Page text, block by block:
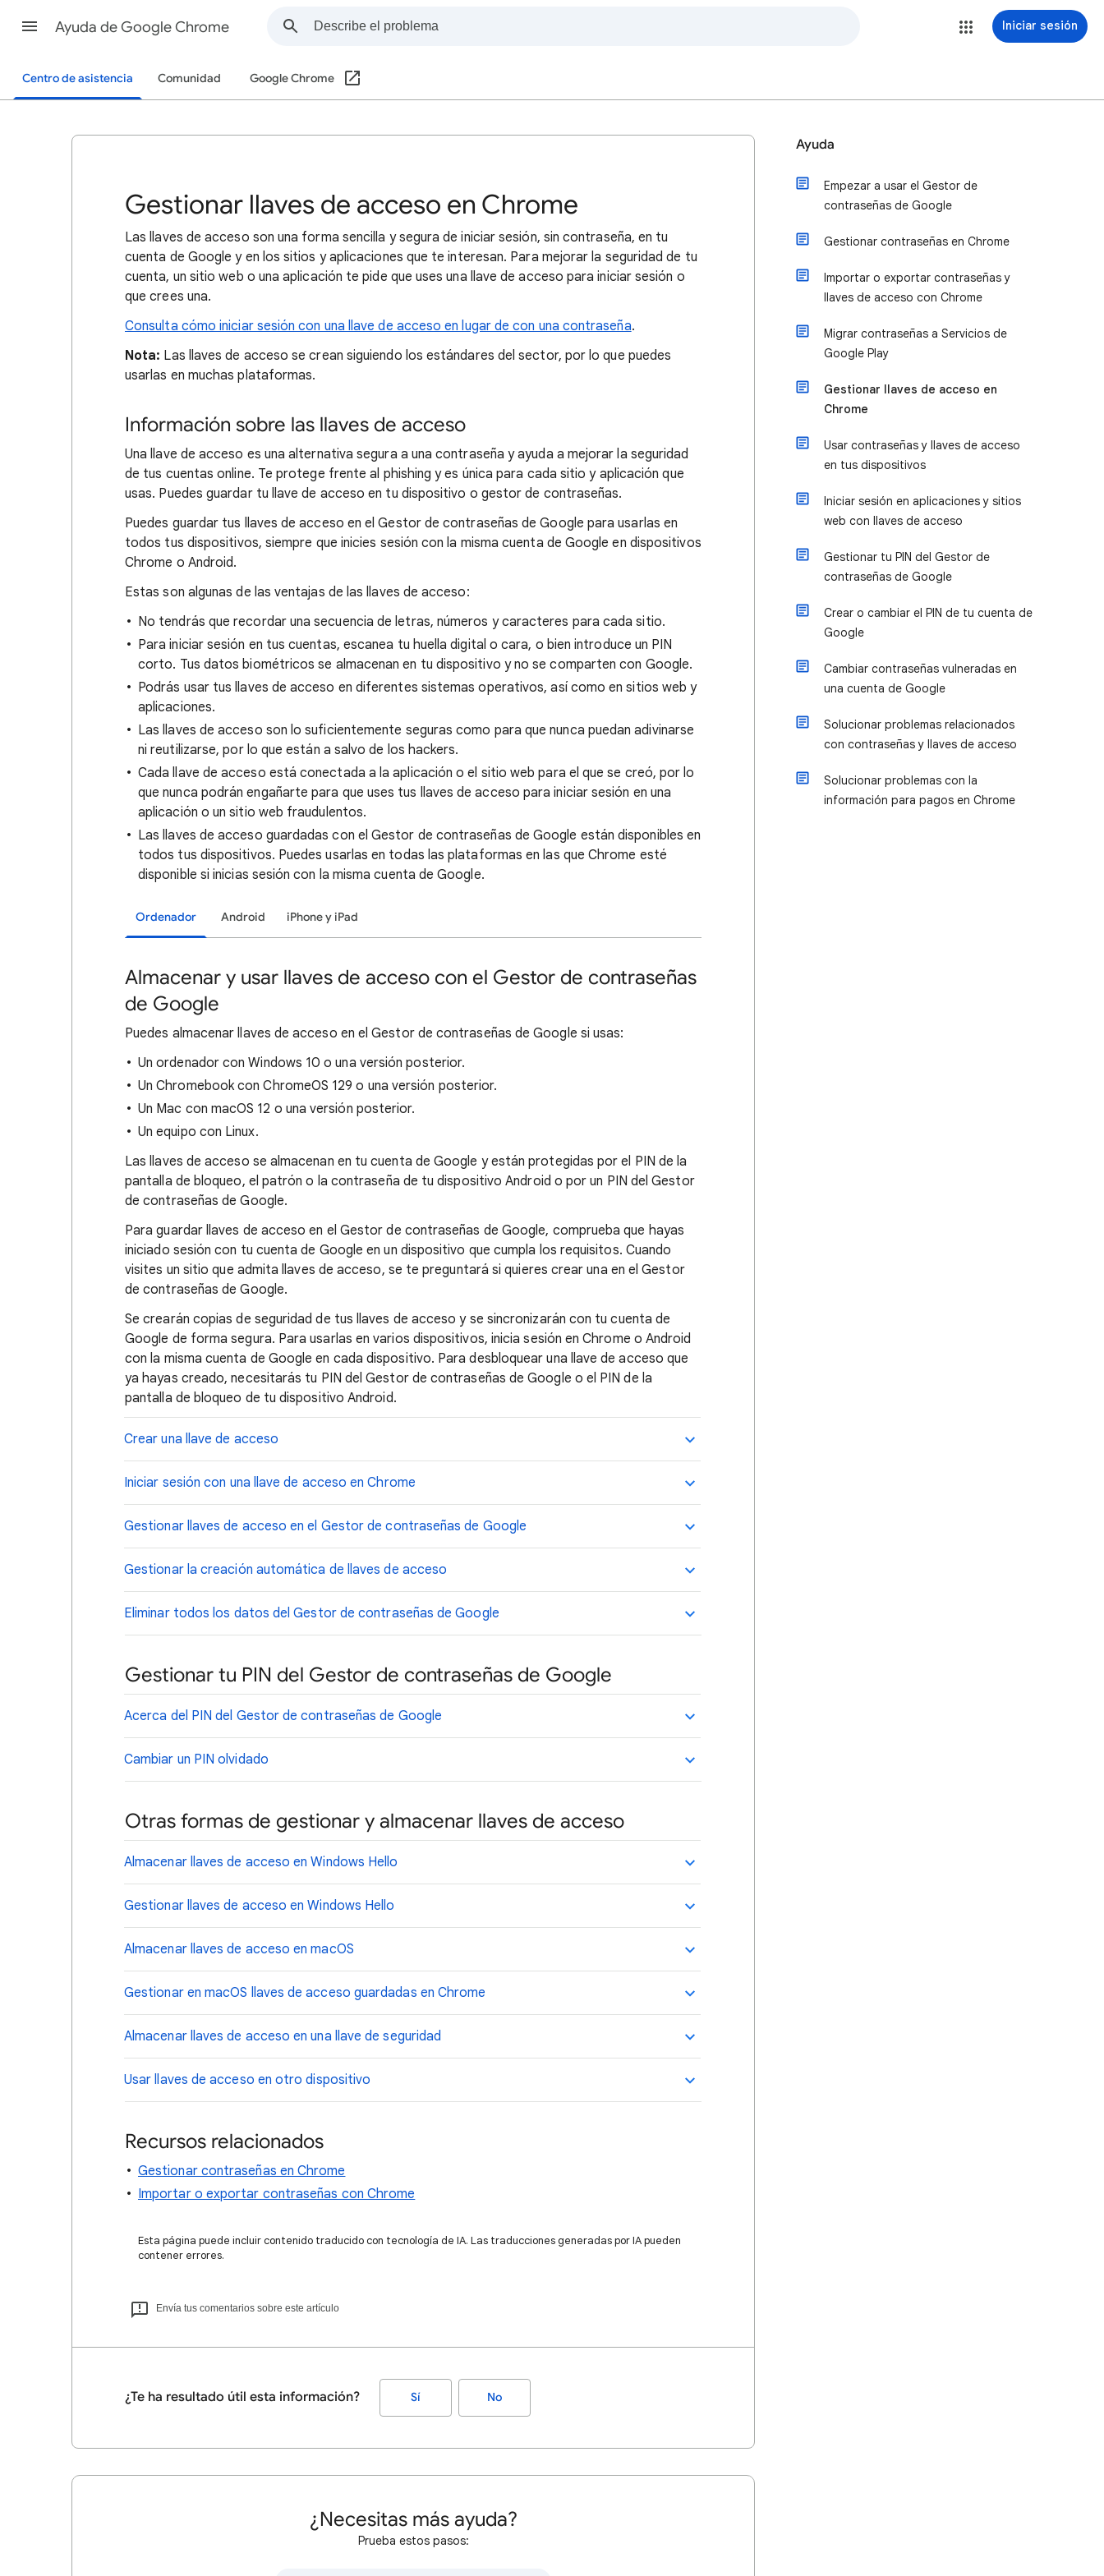
Ayuda de Google Chrome Iniciar sesión
Centro de asistencia Comunidad Google Chrome
Gestionar llaves de acceso en Chrome
Las llaves de acceso son una forma sencilla y segura de iniciar sesión, sin contraseña, en tu
cuenta de Google y en los sitios y aplicaciones que te interesan. Para mejorar la seguridad de tu
cuenta, un sitio web o una aplicación te pide que uses una llave de acceso para iniciar sesión o
que crees una.
Consulta cómo iniciar sesión con una llave de acceso en lugar de con una contraseña.
Nota: Las llaves de acceso se crean siguiendo los estándares del sector, por lo que puedes
usarlas en muchas plataformas.
Información sobre las llaves de acceso
Una llave de acceso es una alternativa segura a una contraseña y ayuda a mejorar la seguridad
de tus cuentas online. Te protege frente al phishing y es única para cada sitio y aplicación que
usas. Puedes guardar tu llave de acceso en tu dispositivo o gestor de contraseñas.
Puedes guardar tus llaves de acceso en el Gestor de contraseñas de Google para usarlas en
todos tus dispositivos, siempre que inicies sesión con la misma cuenta de Google en dispositivos
Chrome o Android.
Estas son algunas de las ventajas de las llaves de acceso:
No tendrás que recordar una secuencia de letras, números y caracteres para cada sitio.
Para iniciar sesión en tus cuentas, escanea tu huella digital o cara, o bien introduce un PIN
corto. Tus datos biométricos se almacenan en tu dispositivo y no se comparten con Google.
Podrás usar tus llaves de acceso en diferentes sistemas operativos, así como en sitios web y
aplicaciones.
Las llaves de acceso son lo suficientemente seguras como para que nunca puedan adivinarse
ni reutilizarse, por lo que están a salvo de los hackers.
Cada llave de acceso está conectada a la aplicación o el sitio web para el que se creó, por lo
que nunca podrán engañarte para que uses tus llaves de acceso para iniciar sesión en una
aplicación o un sitio web fraudulentos.
Las llaves de acceso guardadas con el Gestor de contraseñas de Google están disponibles en
todos tus dispositivos. Puedes usarlas en todas las plataformas en las que Chrome esté
disponible si inicias sesión con la misma cuenta de Google.
Ordenador Android iPhone y iPad
Almacenar y usar llaves de acceso con el Gestor de contraseñas
de Google
Puedes almacenar llaves de acceso en el Gestor de contraseñas de Google si usas:
Un ordenador con Windows 10 o una versión posterior.
Un Chromebook con ChromeOS 129 o una versión posterior.
Un Mac con macOS 12 o una versión posterior.
Un equipo con Linux.
Las llaves de acceso se almacenan en tu cuenta de Google y están protegidas por el PIN de la
pantalla de bloqueo, el patrón o la contraseña de tu dispositivo Android o por un PIN del Gestor
de contraseñas de Google.
Para guardar llaves de acceso en el Gestor de contraseñas de Google, comprueba que hayas
iniciado sesión con tu cuenta de Google en un dispositivo que cumpla los requisitos. Cuando
visites un sitio que admita llaves de acceso, se te preguntará si quieres crear una en el Gestor
de contraseñas de Google.
Se crearán copias de seguridad de tus llaves de acceso y se sincronizarán con tu cuenta de
Google de forma segura. Para usarlas en varios dispositivos, inicia sesión en Chrome o Android
con la misma cuenta de Google en cada dispositivo. Para desbloquear una llave de acceso que
ya hayas creado, necesitarás tu PIN del Gestor de contraseñas de Google o el PIN de la
pantalla de bloqueo de tu dispositivo Android.
Crear una llave de acceso
Iniciar sesión con una llave de acceso en Chrome
Gestionar llaves de acceso en el Gestor de contraseñas de Google
Gestionar la creación automática de llaves de acceso
Eliminar todos los datos del Gestor de contraseñas de Google
Gestionar tu PIN del Gestor de contraseñas de Google
Acerca del PIN del Gestor de contraseñas de Google
Cambiar un PIN olvidado
Otras formas de gestionar y almacenar llaves de acceso
Almacenar llaves de acceso en Windows Hello
Gestionar llaves de acceso en Windows Hello
Almacenar llaves de acceso en macOS
Gestionar en macOS llaves de acceso guardadas en Chrome
Almacenar llaves de acceso en una llave de seguridad
Usar llaves de acceso en otro dispositivo
Recursos relacionados
Gestionar contraseñas en Chrome
Importar o exportar contraseñas con Chrome
Esta página puede incluir contenido traducido con tecnología de IA. Las traducciones generadas por IA pueden
contener errores.
Envía tus comentarios sobre este artículo
¿Te ha resultado útil esta información? Sí No
¿Necesitas más ayuda?
Prueba estos pasos:
Ayuda
Empezar a usar el Gestor de
contraseñas de Google
Gestionar contraseñas en Chrome
Importar o exportar contraseñas y
llaves de acceso con Chrome
Migrar contraseñas a Servicios de
Google Play
Gestionar llaves de acceso en
Chrome
Usar contraseñas y llaves de acceso
en tus dispositivos
Iniciar sesión en aplicaciones y sitios
web con llaves de acceso
Gestionar tu PIN del Gestor de
contraseñas de Google
Crear o cambiar el PIN de tu cuenta de
Google
Cambiar contraseñas vulneradas en
una cuenta de Google
Solucionar problemas relacionados
con contraseñas y llaves de acceso
Solucionar problemas con la
información para pagos en Chrome